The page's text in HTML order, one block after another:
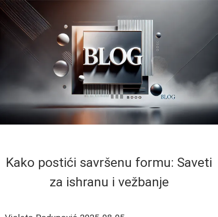
Kako postići savršenu formu: Saveti
za ishranu i vežbanje